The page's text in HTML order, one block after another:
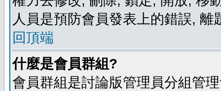
人員是預防會員發表上的錯誤, 離
回頂端
什麼是會員群組?
會員群組是討論版管理員分組管